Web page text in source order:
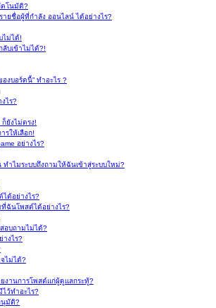
ตโนมัติ?
ยชื่อผู้ที่กำลัง ออนไลน์ ได้อย่างไร?
ไม่ได้!
บเข้าไม่ได้?!
งบอร์ดนี้” ทำอะไร ?
ไร?
ยังไม่ตรง!
รให้เลือก!
อย่างไร?
ำไมระบบถึงถามให้ฉันเข้าสู่ระบบใหม่?
ด้อย่างไร?
ฉันโพสต์ได้อย่างไร?
อบถามไม่ได้?
างไร?
ไม่ได้?
งานการโพสต์แก่ผู้ดูแลกระทู้?
ไว้ทำอะไร?
นุมัติ?